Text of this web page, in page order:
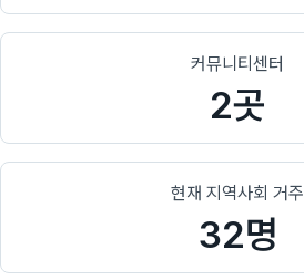
커뮤니티센터
2곳
현재 지역사회 거주
32명